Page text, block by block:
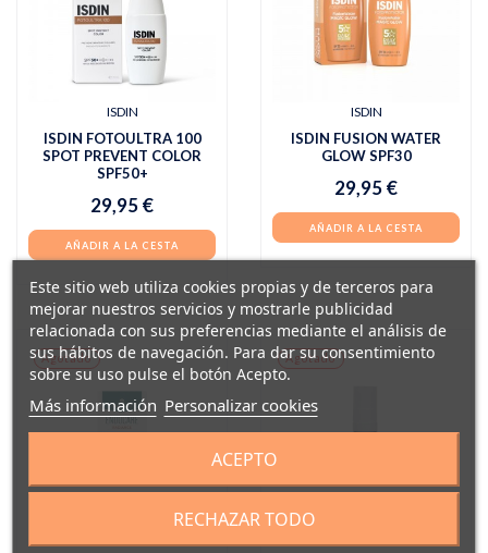
ISDIN
ISDIN FOTOULTRA 100
SPOT PREVENT COLOR
SPF50+
29,95 €
AÑADIR A LA CESTA
ISDIN
ISDIN FUSION WATER
GLOW SPF30
29,95 €
AÑADIR A LA CESTA
Agotado Agotado
Este sitio web utiliza cookies propias y de terceros para
mejorar nuestros servicios y mostrarle publicidad
relacionada con sus preferencias mediante el análisis de
sus hábitos de navegación. Para dar su consentimiento
sobre su uso pulse el botón Acepto.
Más información Personalizar cookies
RECHAZAR TODO
ACEPTO